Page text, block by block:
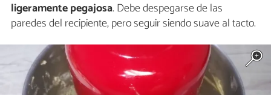
ligeramente pegajosa. Debe despegarse de las
paredes del recipiente, pero seguir siendo suave al tacto.